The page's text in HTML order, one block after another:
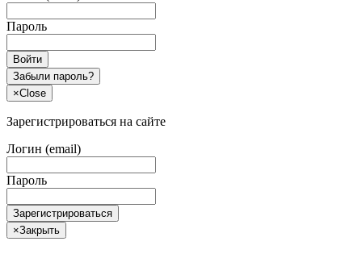
Пароль
Войти
Забыли пароль?
×Close
Зарегистрироваться на сайте
Логин (email)
Пароль
Зарегистрироваться
×Закрыть